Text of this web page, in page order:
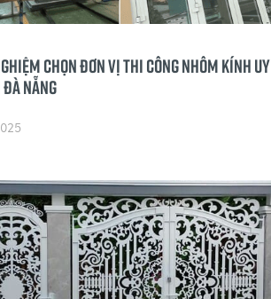
chọn đơn vị thi công nhôm kính uy
Nẵng